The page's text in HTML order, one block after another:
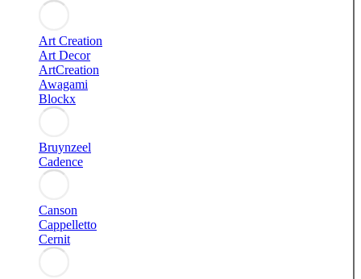
Art Creation
Art Decor
ArtCreation
Awagami
Blockx
Bruynzeel
Cadence
Canson
Cappelletto
Cernit